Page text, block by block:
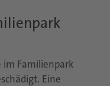
im Familienpark
Eine